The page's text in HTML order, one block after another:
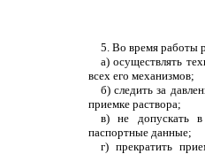
5. Во время работы
а) осуществлять
всех его механизмов;
б) следить за
приемке раствора;
в) не допускать в
паспортные данные;
г) прекратить